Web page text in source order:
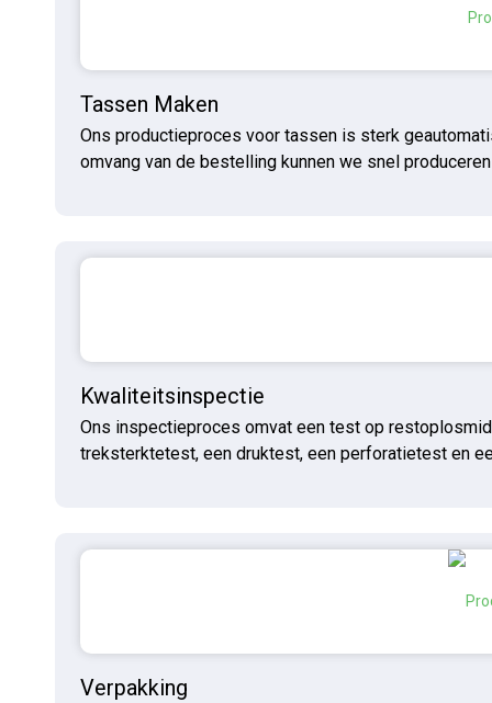
Tassen Maken
Ons productieproces voor tassen is sterk
omvang van de bestelling kunnen we snel
Kwaliteitsinspectie
Ons inspectieproces omvat een test op
treksterktetest, een druktest, een perforatietest en
Verpakking